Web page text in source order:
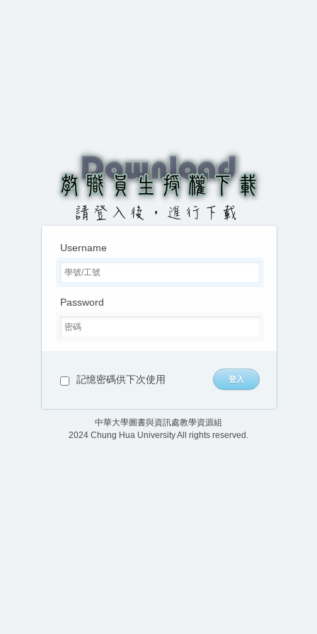
Username
Password
記憶密碼供下次使用
中華大學圖書與資訊處教學資源組
2024 Chung Hua University All rights reserved.